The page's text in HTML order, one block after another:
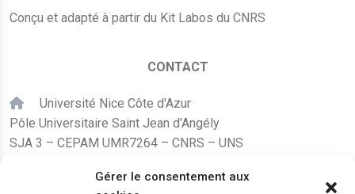
Gérer le consentement aux
Conçu et adapté à partir du Kit Labos du CNRS
CONTACT
Université Nice Côte d'Azur
Pôle Universitaire Saint Jean d’Angély
SJA 3 – CEPAM UMR7264 – CNRS – UNS